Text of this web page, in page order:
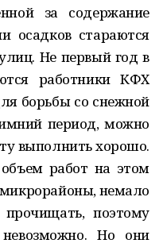
за содержание
осадков стараются
Не первый год в
работники КФХ
борьбы со снежной
период, можно
выполнить хорошо.
работ на этом
немало
поэтому
Но они